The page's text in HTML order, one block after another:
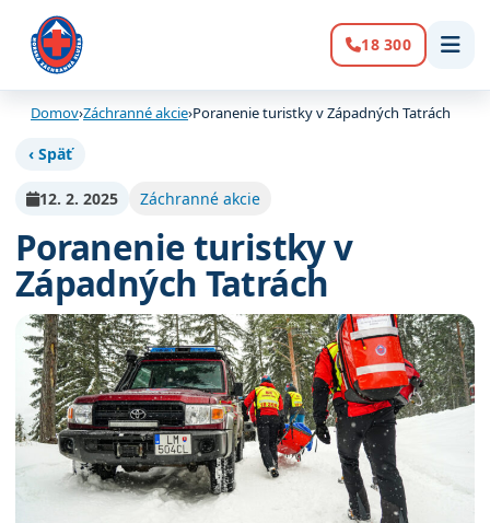
Volanie:
18 300
Domov›Záchranné akcie›Poranenie turistky v Západných Tatrách
‹ Späť
12. 2. 2025 Záchranné akcie
Poranenie turistky v
Západných Tatrách